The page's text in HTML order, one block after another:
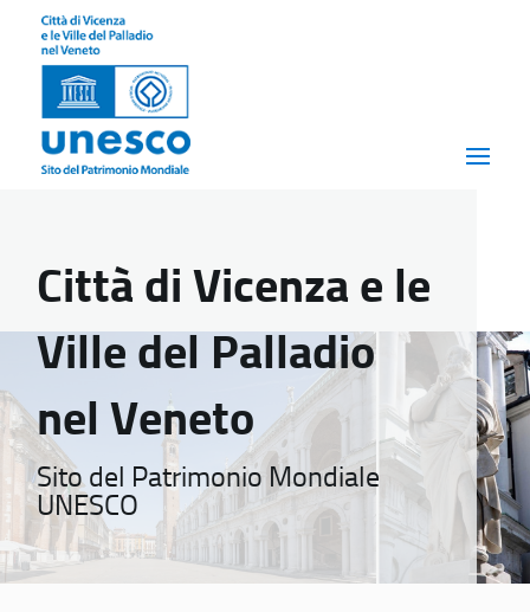
Città di Vicenza e le
Ville del Palladio
nel Veneto
Sito del Patrimonio Mondiale
UNESCO